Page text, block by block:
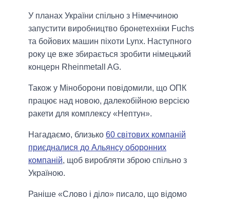
У планах України спільно з Німеччиною
запустити виробництво бронетехніки Fuchs
та бойових машин піхоти Lynx. Наступного
року це вже збирається зробити німецький
концерн Rheinmetall AG.
Також у Міноборони повідомили, що ОПК
працює над новою, далекобійною версією
ракети для комплексу «Нептун».
Нагадаємо, близько 60 світових компаній
приєдналися до Альянсу оборонних
компаній, щоб виробляти зброю спільно з
Україною.
Раніше «Слово і діло» писало, що відомо